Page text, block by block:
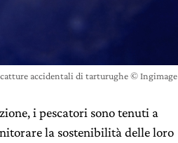
accidentali di tarturughe © Ingimage
i pescatori sono tenuti a
la sostenibilità delle loro